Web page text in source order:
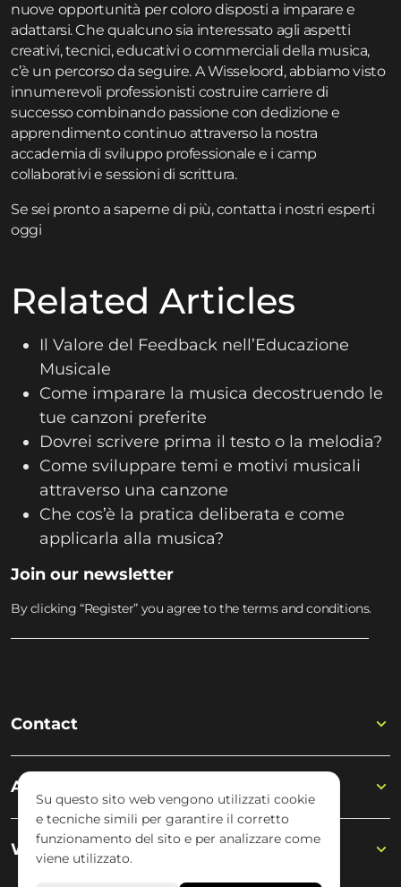
nuove opportunità per coloro disposti a imparare e
adattarsi. Che qualcuno sia interessato agli aspetti
creativi, tecnici, educativi o commerciali della musica,
c’è un percorso da seguire. A Wisseloord, abbiamo visto
innumerevoli professionisti costruire carriere di
successo combinando passione con dedizione e
apprendimento continuo attraverso la nostra
accademia di sviluppo professionale e i camp
collaborativi e sessioni di scrittura.
Se sei pronto a saperne di più,contatta i nostri esperti
oggi
Related Articles
Il Valore del Feedback nell’Educazione
Musicale
Come imparare la musica decostruendo le
tue canzoni preferite
Dovrei scrivere prima il testo o la melodia?
Come sviluppare temi e motivi musicali
attraverso una canzone
Che cos’è la pratica deliberata e come
applicarla alla musica?
Join our newsletter
By clicking “Register” you agree to the terms and conditions.
Contact
Academy
Wisseloord
Su questo sito web vengono utilizzati cookie
e tecniche simili per garantire il corretto
funzionamento del sito e per analizzare come
viene utilizzato.